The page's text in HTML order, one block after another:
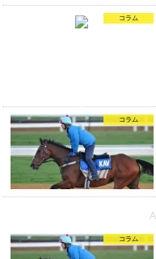
コラム
コラム
コラム